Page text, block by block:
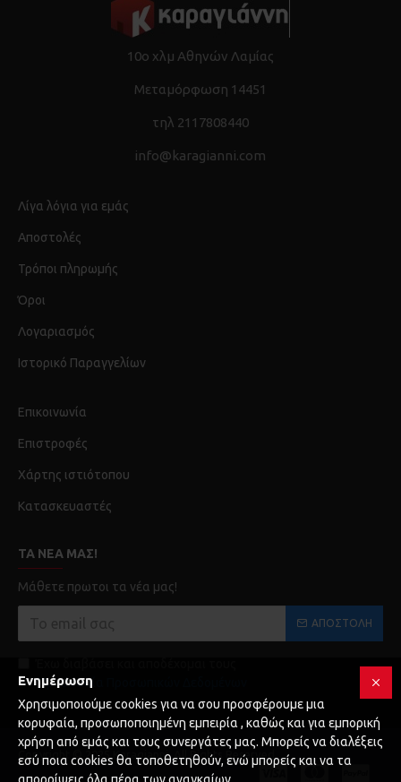
10ο χλμ Αθηνών Λαμίας
Μεταμόρφωση 14451
τηλ 2117808440
info@karagianni.com
Λίγα λόγια για εμάς
Αποστολές
Τρόποι πληρωμής
Όροι
Λογαριασμός
Ιστορικό Παραγγελίων
Επικοινωνία
Επιστροφές
Χάρτης ιστιότοπου
Κατασκευαστές
ΤΑ ΝΈΑ ΜΑΣ!
Μάθετε πρωτοι τα νέα μας!
ΑΠΟΣΤΟΛΉ
Προστασία Προσωπικών Δεδομένων
Copyright © 2025 Karagianni, All Rights Reserved
Ενημέρωση
Χρησιμοποιούμε cookies για να σου προσφέρουμε μια
κορυφαία, προσωποποιημένη εμπειρία , καθώς και για εμπορική
χρήση από εμάς και τους συνεργάτες μας. Μπορείς να διαλέξεις
εσύ ποια cookies θα τοποθετηθούν, ενώ μπορείς και να τα